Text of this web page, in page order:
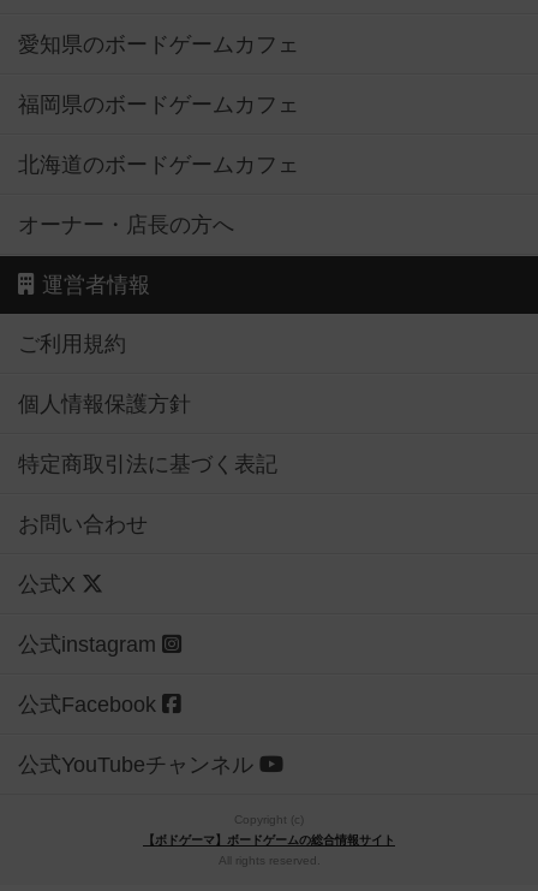
愛知県のボードゲームカフェ
福岡県のボードゲームカフェ
北海道のボードゲームカフェ
オーナー・店長の方へ
運営者情報
ご利用規約
個人情報保護方針
特定商取引法に基づく表記
お問い合わせ
公式X
公式instagram
公式Facebook
公式YouTubeチャンネル
Copyright (c)
【ボドゲーマ】ボードゲームの総合情報サイト
All rights reserved.